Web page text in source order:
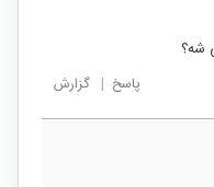
پاسخ | گزارش